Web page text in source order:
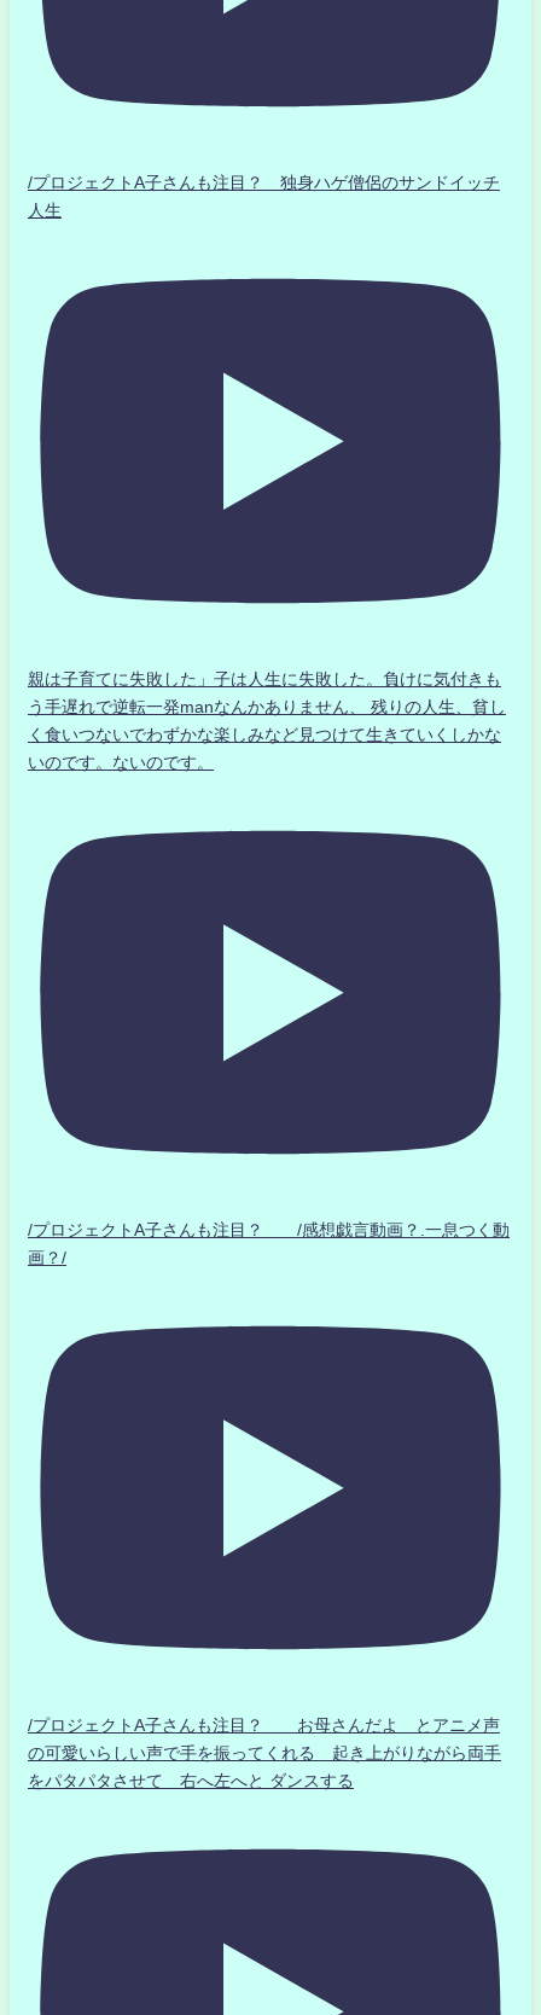
/プロジェクトA子さんも注目？ 独身ハゲ僧侶のサンドイッチ
人生
親は子育てに失敗した」子は人生に失敗した。負けに気付きも
う手遅れで逆転一発manなんかありません、 残りの人生、貧し
く食いつないでわずかな楽しみなど見つけて生きていくしかな
いのです。ないのです。
/プロジェクトA子さんも注目？ /感想戯言動画？.一息つく動
画？/
/プロジェクトA子さんも注目？ お母さんだよ とアニメ声
の可愛いらしい声で手を振ってくれる 起き上がりながら両手
をパタパタさせて 右へ左へと ダンスする